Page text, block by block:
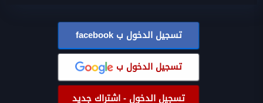
تسجيل الدخول بfacebook
تسجيل الدخول ب
تسجيل الدخول - اشتراك جديد